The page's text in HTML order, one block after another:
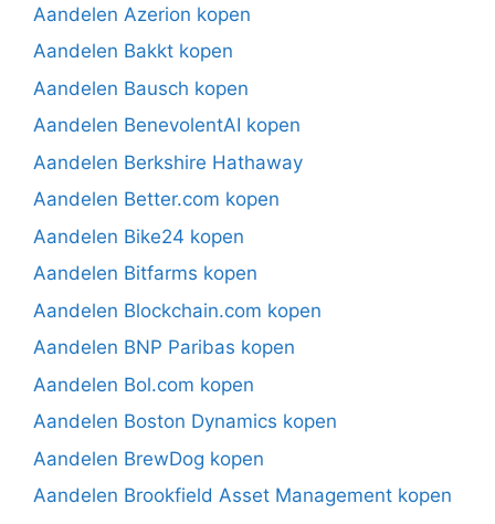
Aandelen Azerion kopen
Aandelen Bakkt kopen
Aandelen Bausch kopen
Aandelen BenevolentAI kopen
Aandelen Berkshire Hathaway
Aandelen Better.com kopen
Aandelen Bike24 kopen
Aandelen Bitfarms kopen
Aandelen Blockchain.com kopen
Aandelen BNP Paribas kopen
Aandelen Bol.com kopen
Aandelen Boston Dynamics kopen
Aandelen BrewDog kopen
Aandelen Brookfield Asset Management kopen